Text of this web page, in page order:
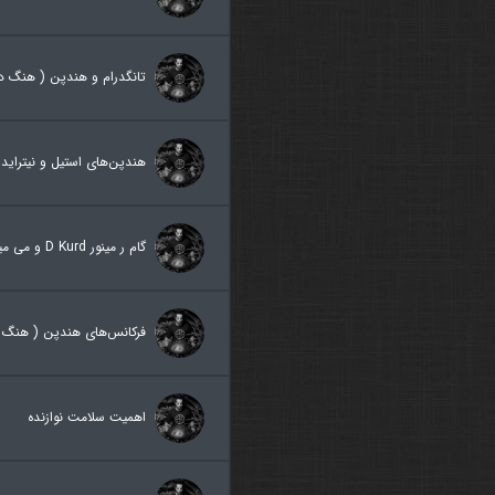
تانگدرام و هندپن ( هنگ
هندپن‌های استیل و نیتراید
گام ر مینور D Kurd و می مینور E Kurd
فرکانس‌های هندپن ( هنگ
اهمیت سلامت نوازنده